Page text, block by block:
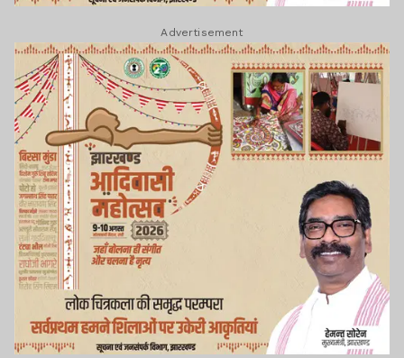
Advertisement